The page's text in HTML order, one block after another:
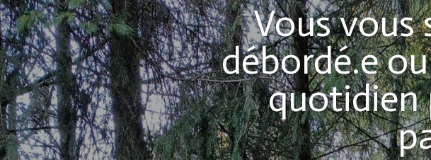
Vous vous
débordé.e
quotidien